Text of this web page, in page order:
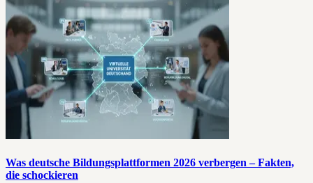
Was deutsche Bildungsplattformen 2026 verbergen – Fakten,
die schockieren